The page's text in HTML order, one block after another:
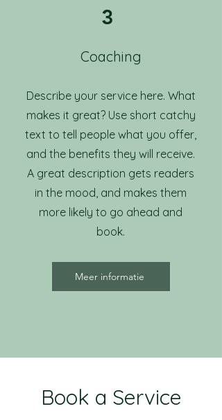
3
Coaching
Describe your service here. What
makes it great? Use short catchy
text to tell people what you offer,
and the benefits they will receive.
A great description gets readers
in the mood, and makes them
more likely to go ahead and
book.
Meer informatie
Book a Service